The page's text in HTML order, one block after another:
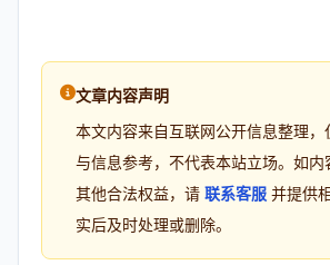
文章内容声明
本文内容来自互联网公开信息整理
与信息参考，不代表本站立场。如
其他合法权益，请 联系客服 并提供
实后及时处理或删除。